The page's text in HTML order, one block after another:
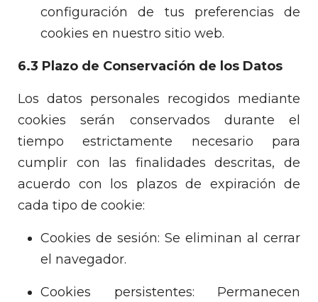
configuración de tus preferencias de
cookies en nuestro sitio web.
6.3 Plazo de Conservación de los Datos
Los datos personales recogidos mediante
cookies serán conservados durante el
tiempo estrictamente necesario para
cumplir con las finalidades descritas, de
acuerdo con los plazos de expiración de
cada tipo de cookie:
Cookies de sesión: Se eliminan al cerrar
el navegador.
Cookies persistentes: Permanecen